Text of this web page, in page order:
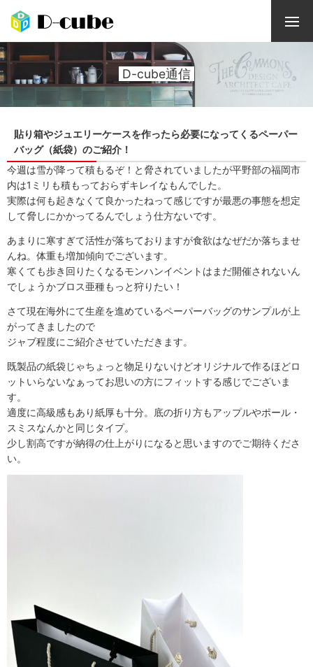
D-cube通信
貼り箱やジュエリーケースを作ったら必要になってくるペーパー
バッグ（紙袋）のご紹介！
今週は雪が降って積もるぞ！と脅されていましたが平野部の福岡市
内は1ミリも積もっておらずキレイなもんでした。
実際は何も起きなくて良かったねって感じですが最悪の事態を想定
して脅しにかかってるんでしょう仕方ないです。
あまりに寒すぎて活性が落ちておりますが食欲はなぜだか落ちませ
んね。体重も増加傾向でございます。
寒くても歩き回りたくなるモンハンイベントはまだ開催されないん
でしょうかブロス亜種もっと狩りたい！
さて現在海外にて生産を進めているペーパーバッグのサンプルが上
がってきましたので
ジャブ程度にご紹介させていただきます。
既製品の紙袋じゃちょっと物足りないけどオリジナルで作るほどロ
ットいらないなぁってお思いの方にフィットする感じでございま
す。
適度に高級感もあり紙厚も十分。底の折り方もアップルやポール・
スミスなんかと同じタイプ。
少し割高ですが納得の仕上がりになると思いますのでご期待くださ
い。